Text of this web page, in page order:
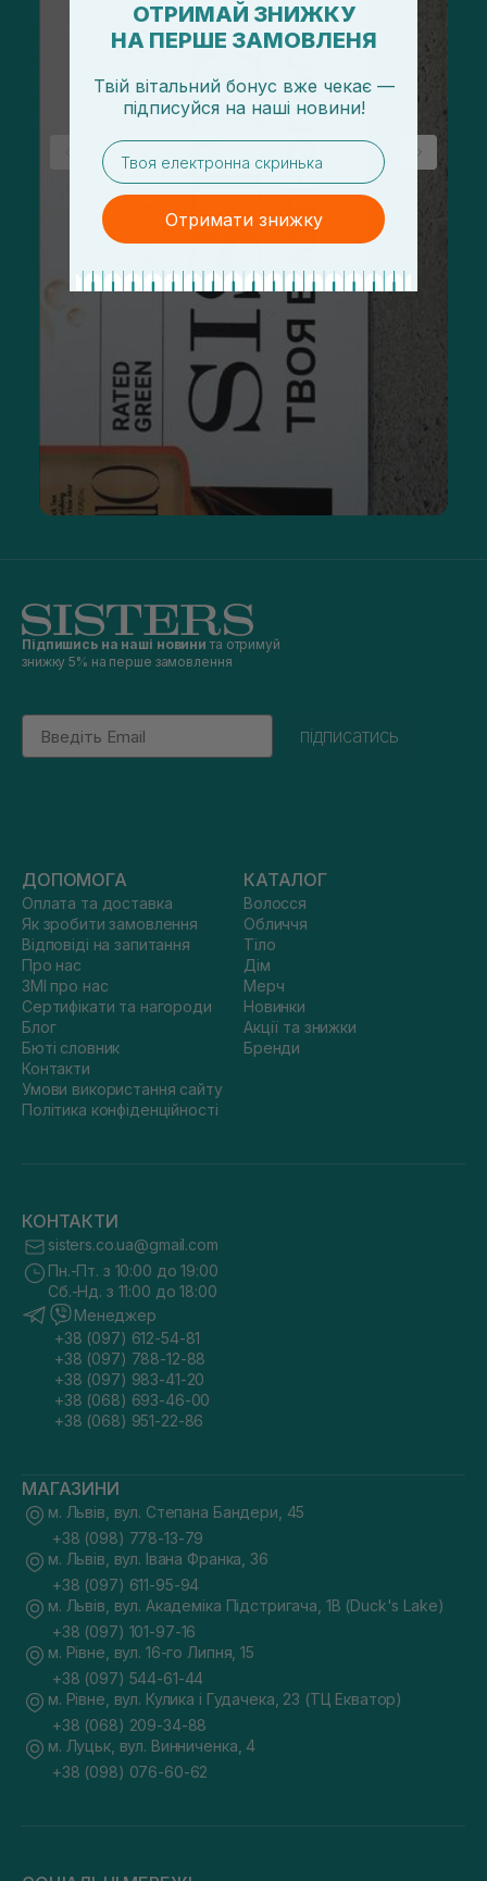
Підпишись на наші новини та отримуй
знижку 5% на перше замовлення
Email
підписатись
ДОПОМОГА
Оплата та доставка
Як зробити замовлення
Відповіді на запитання
Про нас
ЗМІ про нас
Сертифікати та нагороди
Блог
Бюті словник
Контакти
Умови використання сайту
Політика конфіденційності
КАТАЛОГ
Волосся
Обличчя
Тіло
Дім
Мерч
Новинки
Акції та знижки
Бренди
КОНТАКТИ
sisters.co.ua@gmail.com
Пн.-Пт. з 10:00 до 19:00
Сб.-Нд. з 11:00 до 18:00
Менеджер
+38 (097) 612-54-81
+38 (097) 788-12-88
+38 (097) 983-41-20
+38 (068) 693-46-00
+38 (068) 951-22-86
МАГАЗИНИ
м. Львів, вул. Степана Бандери, 45
+38 (098) 778-13-79
м. Львів, вул. Івана Франка, 36
+38 (097) 611-95-94
м. Львів, вул. Академіка Підстригача, 1В (Duck's Lake)
+38 (097) 101-97-16
м. Рівне, вул. 16-го Липня, 15
+38 (097) 544-61-44
м. Рівне, вул. Кулика і Гудачека, 23 (ТЦ Екватор)
+38 (068) 209-34-88
м. Луцьк, вул. Винниченка, 4
+38 (098) 076-60-62
ОТРИМАЙ ЗНИЖКУ
НА ПЕРШЕ ЗАМОВЛЕНЯ
Твій вітальний бонус вже чекає —
підписуйся на наші новини!
email
Отримати знижку